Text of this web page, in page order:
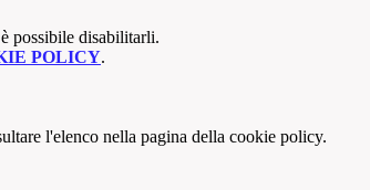
possibile disabilitarli.
POLICY.
l'elenco nella pagina della cookie policy.